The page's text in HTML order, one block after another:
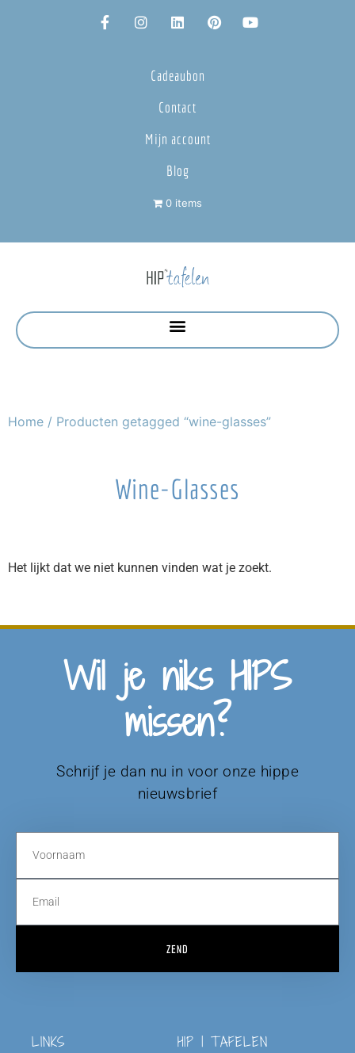
Cadeaubon
Contact
Mijn account
Blog
0 items
Home / Producten getagged “wine-glasses”
Wine-Glasses
Het lijkt dat we niet kunnen vinden wat je zoekt.
Wil je niks HIPS
missen?
Schrijf je dan nu in voor onze hippe
nieuwsbrief
ZEND
LINKS HIP | TAFELEN